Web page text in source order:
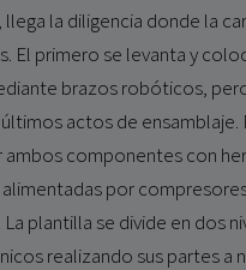
la diligencia donde la
El primero se levanta y
brazos robóticos,
actos de ensamblaje.
ambos componentes con
por
plantilla se divide en dos
realizando sus partes a